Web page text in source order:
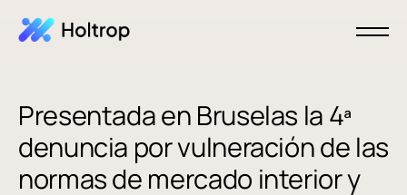
Presentada en Bruselas la 4ª
denuncia por vulneración de las
normas de mercado interior y